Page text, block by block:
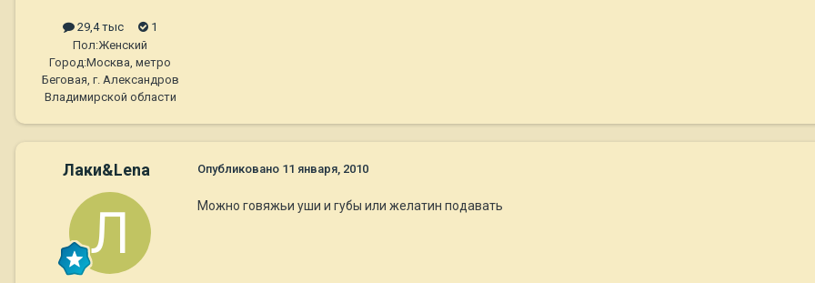
29,4 тыс
1
Пол:Женский
Город:Москва, метро
Беговая, г. Александров
Владимирской области
Лаки&Lena Опубликовано 11 января, 2010
Можно говяжьи уши и губы или желатин подавать